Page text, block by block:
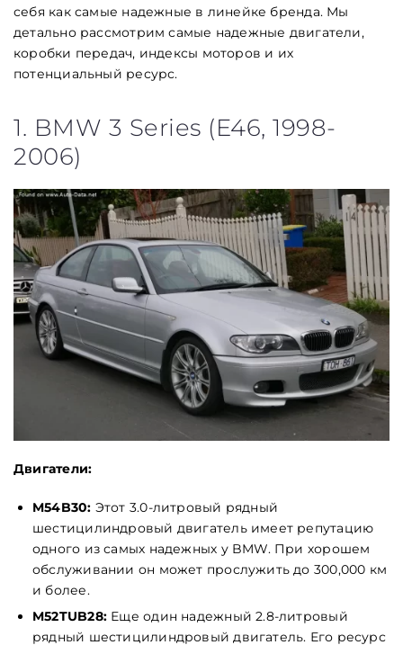
себя как самые надежные в линейке бренда. Мы
детально рассмотрим самые надежные двигатели,
коробки передач, индексы моторов и их
потенциальный ресурс.
1. BMW 3 Series (E46, 1998-
2006)
Двигатели:
M54B30: Этот 3.0-литровый рядный
шестицилиндровый двигатель имеет репутацию
одного из самых надежных у BMW. При хорошем
обслуживании он может прослужить до 300,000 км
и более.
M52TUB28:Еще один надежный 2.8-литровый
рядный шестицилиндровый двигатель. Его ресурс